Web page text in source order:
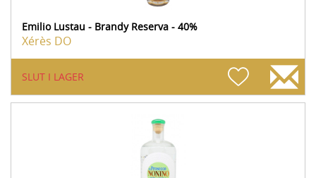
Emilio Lustau - Brandy Reserva - 40%
Xérès DO
SLUT I LAGER